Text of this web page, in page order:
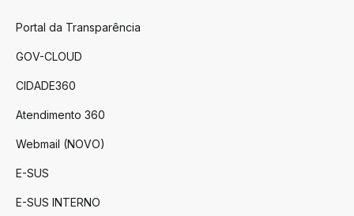
Portal da Transparência
GOV-CLOUD
CIDADE360
Atendimento 360
Webmail (NOVO)
E-SUS
E-SUS INTERNO